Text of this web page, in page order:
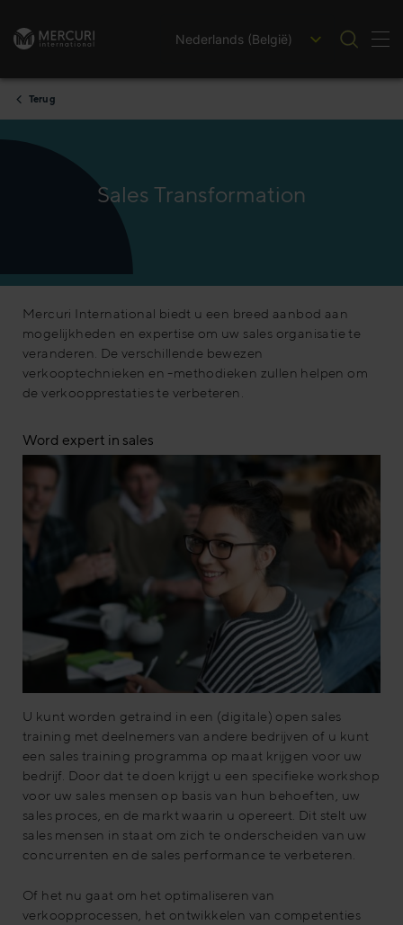
Ga naar inhoud
Nederlands (België)
Terug
Sales Transformation
Mercuri International biedt u een breed aanbod aan
mogelijkheden en expertise om uw sales organisatie te
veranderen. De verschillende bewezen
verkooptechnieken en -methodieken zullen helpen om
de verkoopprestaties te verbeteren.
Word expert in sales
U kunt worden getraind in een (digitale) open sales
training met deelnemers van andere bedrijven of u kunt
een sales training programma op maat krijgen voor uw
bedrijf. Door dat te doen krijgt u een specifieke workshop
voor uw sales mensen op basis van hun behoeften, uw
sales proces, en de markt waarin u opereert. Dit stelt uw
sales mensen in staat om zich te onderscheiden van uw
concurrenten en de sales performance te verbeteren.
Of het nu gaat om het optimaliseren van
verkoopprocessen, het ontwikkelen van competenties